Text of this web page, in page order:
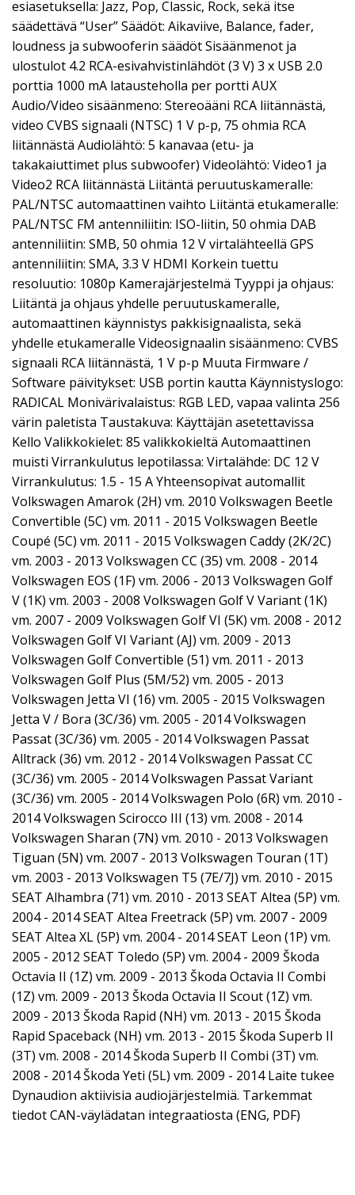
esiasetuksella: Jazz, Pop, Classic, Rock, sekä itse
säädettävä “User” Säädöt: Aikaviive, Balance, fader,
loudness ja subwooferin säädöt Sisäänmenot ja
ulostulot 4.2 RCA-esivahvistinlähdöt (3 V) 3 x USB 2.0
porttia 1000 mA latausteholla per portti AUX
Audio/Video sisäänmeno: Stereoääni RCA liitännästä,
video CVBS signaali (NTSC) 1 V p-p, 75 ohmia RCA
liitännästä Audiolähtö: 5 kanavaa (etu- ja
takakaiuttimet plus subwoofer) Videolähtö: Video1 ja
Video2 RCA liitännästä Liitäntä peruutuskameralle:
PAL/NTSC automaattinen vaihto Liitäntä etukameralle:
PAL/NTSC FM antenniliitin: ISO-liitin, 50 ohmia DAB
antenniliitin: SMB, 50 ohmia 12 V virtalähteellä GPS
antenniliitin: SMA, 3.3 V HDMI Korkein tuettu
resoluutio: 1080p Kamerajärjestelmä Tyyppi ja ohjaus:
Liitäntä ja ohjaus yhdelle peruutuskameralle,
automaattinen käynnistys pakkisignaalista, sekä
yhdelle etukameralle Videosignaalin sisäänmeno: CVBS
signaali RCA liitännästä, 1 V p-p Muuta Firmware /
Software päivitykset: USB portin kautta Käynnistyslogo:
RADICAL Monivärivalaistus: RGB LED, vapaa valinta 256
värin paletista Taustakuva: Käyttäjän asetettavissa
Kello Valikkokielet: 85 valikkokieltä Automaattinen
muisti Virrankulutus lepotilassa: Virtalähde: DC 12 V
Virrankulutus: 1.5 - 15 A Yhteensopivat automallit
Volkswagen Amarok (2H) vm. 2010 Volkswagen Beetle
Convertible (5C) vm. 2011 - 2015 Volkswagen Beetle
Coupé (5C) vm. 2011 - 2015 Volkswagen Caddy (2K/2C)
vm. 2003 - 2013 Volkswagen CC (35) vm. 2008 - 2014
Volkswagen EOS (1F) vm. 2006 - 2013 Volkswagen Golf
V (1K) vm. 2003 - 2008 Volkswagen Golf V Variant (1K)
vm. 2007 - 2009 Volkswagen Golf VI (5K) vm. 2008 - 2012
Volkswagen Golf VI Variant (AJ) vm. 2009 - 2013
Volkswagen Golf Convertible (51) vm. 2011 - 2013
Volkswagen Golf Plus (5M/52) vm. 2005 - 2013
Volkswagen Jetta VI (16) vm. 2005 - 2015 Volkswagen
Jetta V / Bora (3C/36) vm. 2005 - 2014 Volkswagen
Passat (3C/36) vm. 2005 - 2014 Volkswagen Passat
Alltrack (36) vm. 2012 - 2014 Volkswagen Passat CC
(3C/36) vm. 2005 - 2014 Volkswagen Passat Variant
(3C/36) vm. 2005 - 2014 Volkswagen Polo (6R) vm. 2010 -
2014 Volkswagen Scirocco III (13) vm. 2008 - 2014
Volkswagen Sharan (7N) vm. 2010 - 2013 Volkswagen
Tiguan (5N) vm. 2007 - 2013 Volkswagen Touran (1T)
vm. 2003 - 2013 Volkswagen T5 (7E/7J) vm. 2010 - 2015
SEAT Alhambra (71) vm. 2010 - 2013 SEAT Altea (5P) vm.
2004 - 2014 SEAT Altea Freetrack (5P) vm. 2007 - 2009
SEAT Altea XL (5P) vm. 2004 - 2014 SEAT Leon (1P) vm.
2005 - 2012 SEAT Toledo (5P) vm. 2004 - 2009 Škoda
Octavia II (1Z) vm. 2009 - 2013 Škoda Octavia II Combi
(1Z) vm. 2009 - 2013 Škoda Octavia II Scout (1Z) vm.
2009 - 2013 Škoda Rapid (NH) vm. 2013 - 2015 Škoda
Rapid Spaceback (NH) vm. 2013 - 2015 Škoda Superb II
(3T) vm. 2008 - 2014 Škoda Superb II Combi (3T) vm.
2008 - 2014 Škoda Yeti (5L) vm. 2009 - 2014 Laite tukee
Dynaudion aktiivisia audiojärjestelmiä. Tarkemmat
tiedot CAN-väylädatan integraatiosta (ENG, PDF)